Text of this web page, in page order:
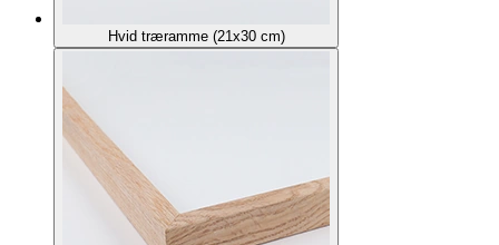
Hvid træramme (21x30 cm)